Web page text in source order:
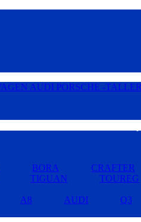
BORA CRAFTER
TIGUAN TOUREG
A8 AUDI Q3